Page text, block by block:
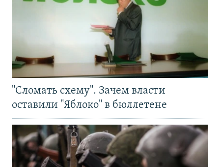
"Сломать схему". Зачем власти
оставили "Яблоко" в бюллетене